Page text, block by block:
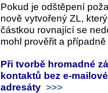
Pokud je odštěpení
nově vytvořený ZL,
částkou rovnající se
mohl prověřit a
Při tvorbě hromadné
kontaktů bez e-
adresáty >>>